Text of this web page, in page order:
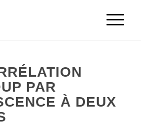
PAR
À DEUX